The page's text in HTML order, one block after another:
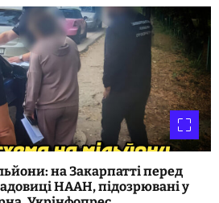
на Закарпатті перед
НААН, підозрювані у